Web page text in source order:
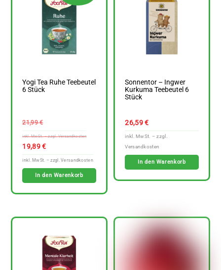
Yogi Tea Ruhe Teebeutel
6 Stück
21,99€
Ursprünglicher
21,99 €
19,89€
Preis
ist:
19,89 €.
In den Warenkorb
Sonnentor – Ingwer
Kurkuma Teebeutel 6
Stück
26,59€
In den Warenkorb